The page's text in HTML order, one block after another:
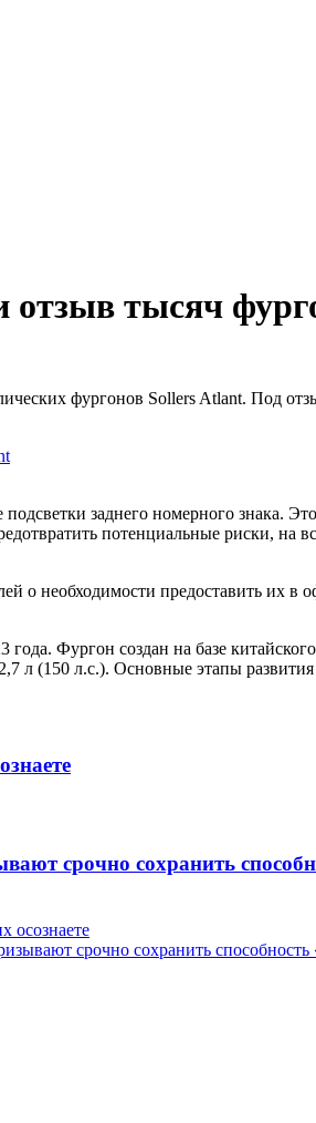
отзыв тысяч
фургонов Sollers Atlant. Под
заднего номерного знака.
потенциальные риски, на
о необходимости предоставить их
Фургон создан на базе
л (150 л.с.). Основные этапы
срочно сохранить
осознаете
срочно сохранить способность